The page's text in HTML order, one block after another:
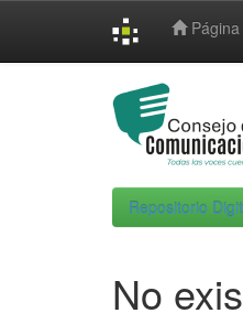
Página
Repositorio
No